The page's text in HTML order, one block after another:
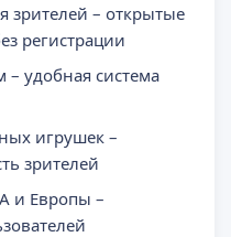
зрителей – открытые
регистрации
удобная система
игрушек –
зрителей
и Европы –